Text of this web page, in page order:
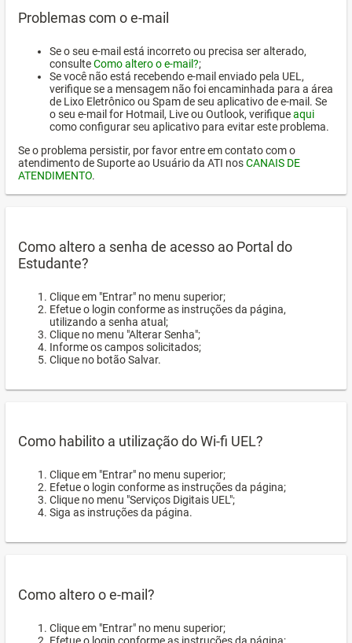
Problemas com o e-mail
Se o seu e-mail está incorreto ou precisa ser alterado,
consulteComo altero o e-mail?;
Se você não está recebendo e-mail enviado pela UEL,
verifique se a mensagem não foi encaminhada para a área
de Lixo Eletrônico ou Spam de seu aplicativo de e-mail. Se
o seu e-mail for Hotmail, Live ou Outlook, verifiqueaqui
como configurar seu aplicativo para evitar este problema.
Se o problema persistir, por favor entre em contato com o
atendimento de Suporte ao Usuário da ATI nosCANAIS DE
ATENDIMENTO.
Como altero a senha de acesso ao Portal do
Estudante?
Clique em "Entrar" no menu superior;
Efetue o login conforme as instruções da página,
utilizando a senha atual;
Clique no menu "Alterar Senha";
Informe os campos solicitados;
Clique no botão Salvar.
Como habilito a utilização do Wi-fi UEL?
Clique em "Entrar" no menu superior;
Efetue o login conforme as instruções da página;
Clique no menu "Serviços Digitais UEL";
Siga as instruções da página.
Como altero o e-mail?
Clique em "Entrar" no menu superior;